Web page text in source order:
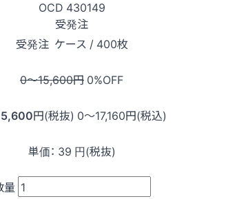
OCD 430149
受発注
受発注 ケース / 400枚
0〜15,600円 0%OFF
円(税抜) 0〜17,160円(税込)
単価： 39 円(税抜)
量